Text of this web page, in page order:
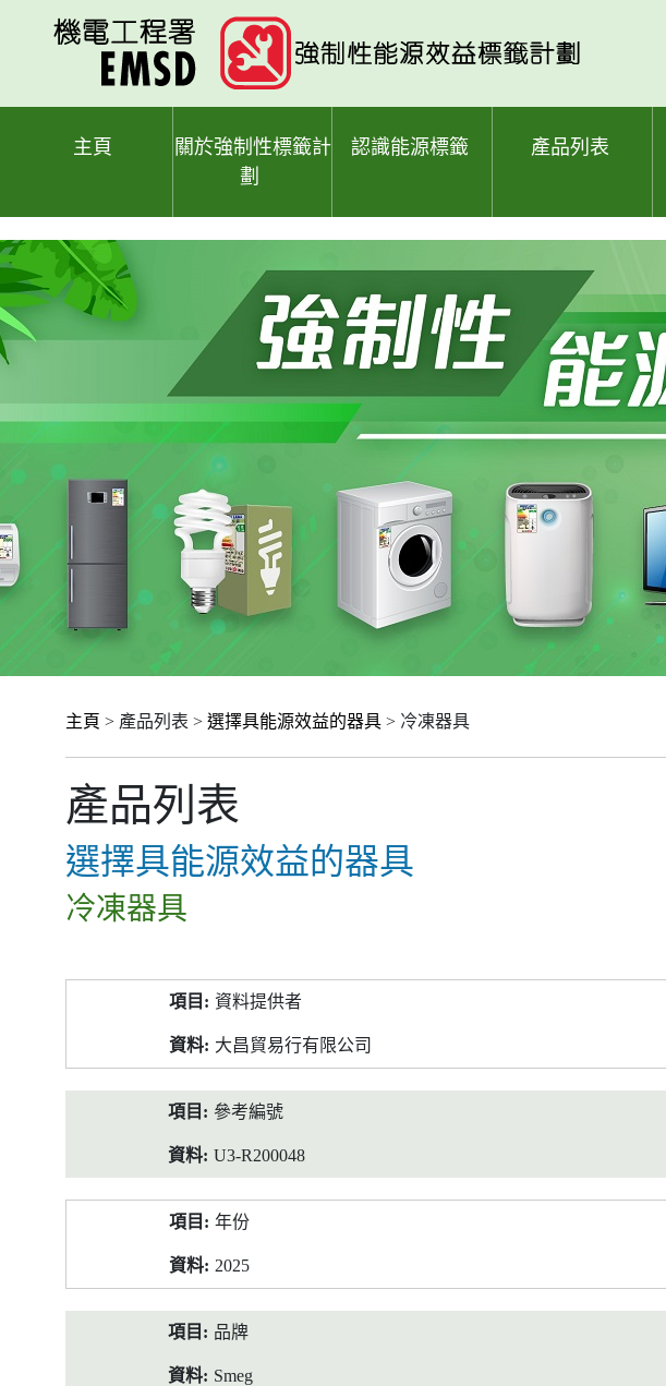
主頁
關於強制性標籤計
劃
認識能源標籤 產品列表
主頁 > 產品列表 > 選擇具能源效益的器具 > 冷凍器具
產品列表
選擇具能源效益的器具
冷凍器具
料
資料提供者
大昌貿易行有限公司
參考編號
U3-R200048
年份
2025
品牌
Smeg